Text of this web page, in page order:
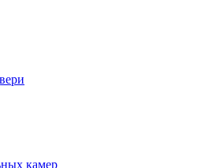
камер